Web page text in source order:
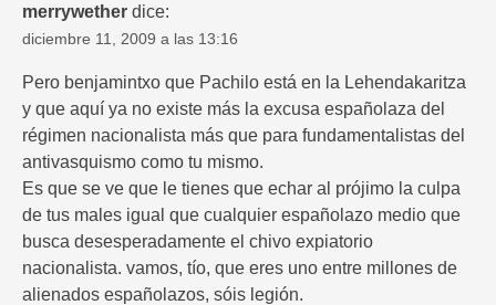
merrywether dice:
diciembre 11, 2009 a las 13:16
Pero benjamintxo que Pachilo está en la Lehendakaritza
y que aquí ya no existe más la excusa españolaza del
régimen nacionalista más que para fundamentalistas del
antivasquismo como tu mismo.
Es que se ve que le tienes que echar al prójimo la culpa
de tus males igual que cualquier españolazo medio que
busca desesperadamente el chivo expiatorio
nacionalista. vamos, tío, que eres uno entre millones de
alienados españolazos, sóis legión.